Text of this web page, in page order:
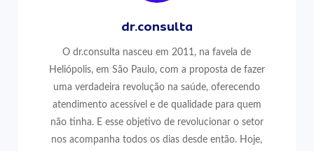
dr.consulta
O dr.consulta nasceu em 2011, na favela de
Heliópolis, em São Paulo, com a proposta de fazer
uma verdadeira revolução na saúde, oferecendo
atendimento acessível e de qualidade para quem
não tinha. E esse objetivo de revolucionar o setor
nos acompanha todos os dias desde então. Hoje,